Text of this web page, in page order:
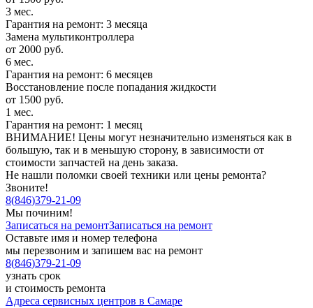
3 мес.
Гарантия на ремонт: 3 месяца
Замена мультиконтроллера
от 2000 руб.
6 мес.
Гарантия на ремонт: 6 месяцев
Восстановление после попадания жидкости
от 1500 руб.
1 мес.
Гарантия на ремонт: 1 месяц
ВНИМАНИЕ! Цены могут незначительно изменяться как в
большую, так и в меньшую сторону, в зависимости от
стоимости запчастей на день заказа.
Не нашли поломки своей техники или цены ремонта?
Звоните!
8(846)379-21-09
Мы починим!
Записаться на ремонтЗаписаться на ремонт
Оставьте имя и номер телефона
мы перезвоним и запишем вас на ремонт
8(846)379-21-09
узнать срок
и стоимость ремонта
Адреса сервисных центров в Самаре